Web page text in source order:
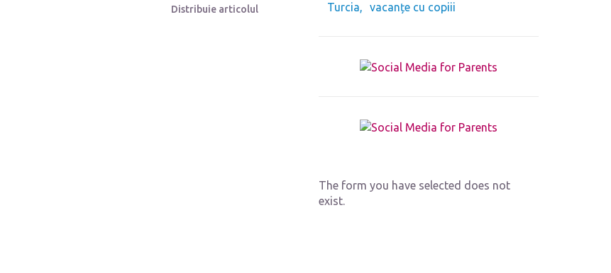
Distribuie articolul
Turcia
vacanțe cu copiii
The form you have selected does not
exist.